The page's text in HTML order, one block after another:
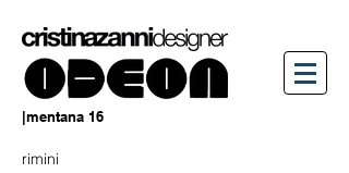
|mentana 16
rimini